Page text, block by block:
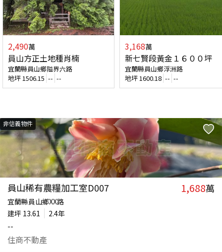
2,490萬
員山方正土地種肖楠
宜蘭縣員山鄉隘界六路
地坪1506.15 -- --
3,168萬
新七賢段黃金１６００坪
宜蘭縣員山鄉浮洲路
地坪1600.18 -- --
非信義物件
員山稀有農糧加工室D007 1,688萬
宜蘭縣員山鄉XX路
建坪 13.61
2.4年
--
住商不動產